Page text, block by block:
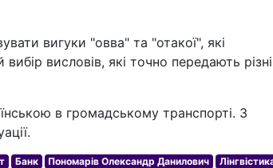
вигуки "овва" та "отакої", які
висловів, які точно передають різні
в громадському транспорті. З
Банк Пономарів Олександр Данилович